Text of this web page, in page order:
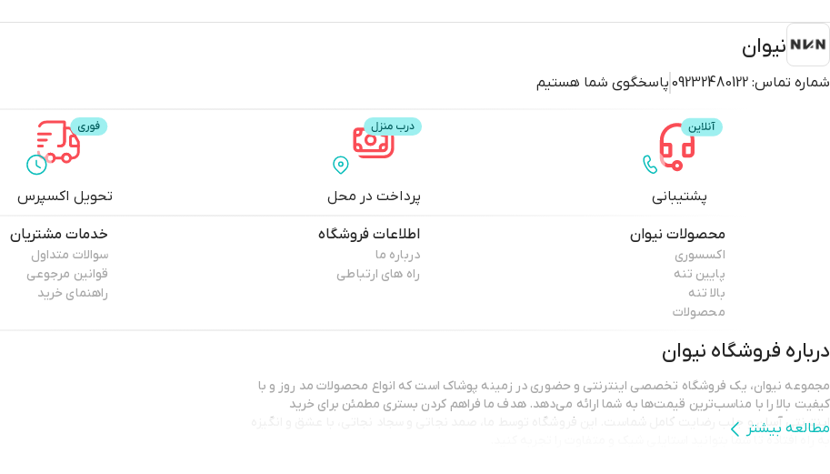
نیوان
شماره تماس: 09232480122 پاسخگوی شما هستیم
پشتیبانی پرداخت در محل تحویل اکسپرس
محصولات نیوان
اکسسوری
پایین تنه
بالا تنه
محصولات
اطلاعات فروشگاه
درباره ما
راه های ارتباطی
خدمات مشتریان
سوالات متداول
قوانین مرجوعی
راهنمای خرید
درباره فروشگاه نیوان
مجموعه نیوان، یک فروشگاه تخصصی اینترنتی و حضوری در زمینه پوشاک است که انواع محصولات مد روز و با
کیفیت بالا را با مناسب‌ترین قیمت‌ها به شما ارائه می‌دهد. هدف ما فراهم کردن بستری مطمئن برای خرید
اینترنتی آسان و جلب رضایت کامل شماست. این فروشگاه توسط ما، صمد نجاتی و سجاد نجاتی، با عشق و انگیزه
به راه افتاده تا شما بتوانید استایلی شیک و متفاوت را تجربه کنید.
مطالعه بیشتر